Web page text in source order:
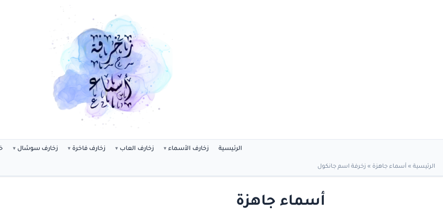
الرئيسية زخارف الأسماء زخارف العاب زخارف فاخرة زخارف سوشال
الرئيسية » أسماء جاهزة » زخرفة اسم جانكول
أسماء جاهزة